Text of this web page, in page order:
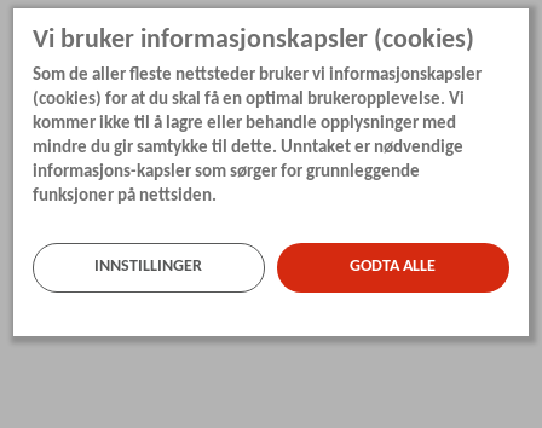
Vi bruker informasjonskapsler (cookies)
Som de aller fleste nettsteder bruker vi informasjonskapsler
(cookies) for at du skal få en optimal brukeropplevelse. Vi
kommer ikke til å lagre eller behandle opplysninger med
mindre du gir samtykke til dette. Unntaket er nødvendige
informasjons-kapsler som sørger for grunnleggende
funksjoner på nettsiden.
INNSTILLINGER GODTA ALLE